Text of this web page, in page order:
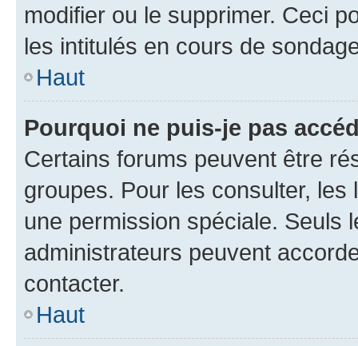
modifier ou le supprimer. Ceci
les intitulés en cours de
Haut
Pourquoi ne puis-je pas
Certains forums peuvent être
groupes. Pour les consulter,
une permission spéciale. Seuls
administrateurs peuvent
contacter.
Haut